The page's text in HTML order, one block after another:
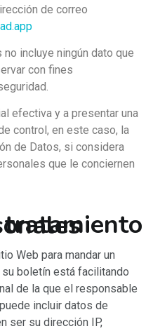
de correo
incluye ningún dato que
con fines
efectiva y a presentar una
control, en este caso, la
de Datos, si considera
que le conciernen
personales
Web para mandar un
boletín está facilitando
de la que el responsable
incluir datos de
ser su dirección IP,